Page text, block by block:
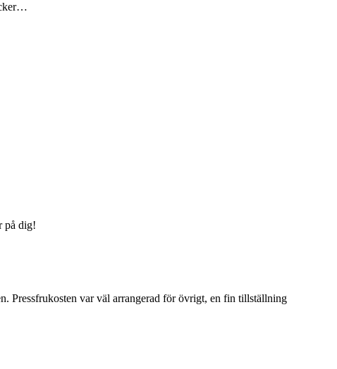
på dig!
Pressfrukosten var väl arrangerad för övrigt, en fin tillställning